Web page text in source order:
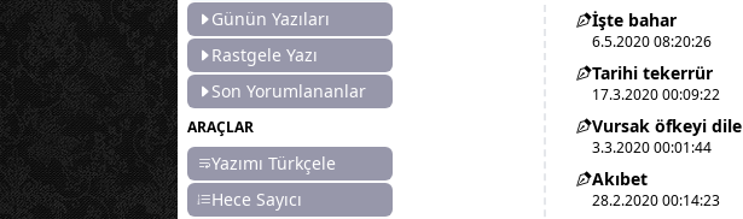
Günün Yazıları
Rastgele Yazı
Son Yorumlananlar
ARAÇLAR
Yazımı Türkçele
Hece Sayıcı
İşte bahar
6.5.2020 08:20:26
Tarihi tekerrür
17.3.2020 00:09:22
Vursak öfkeyi dile
3.3.2020 00:01:44
Akıbet
28.2.2020 00:14:23